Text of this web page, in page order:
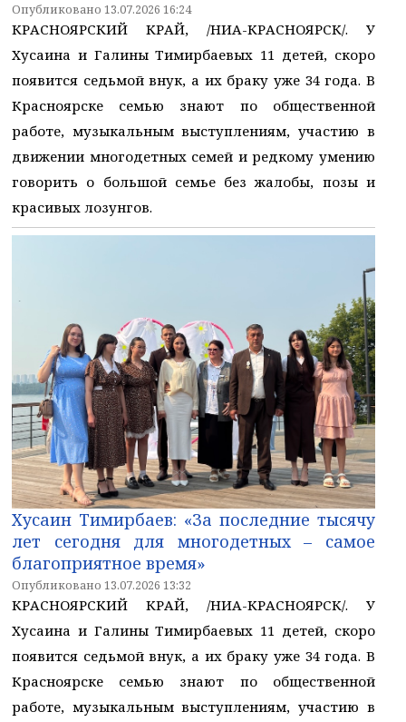
Опубликовано 13.07.2026 16:24
КРАСНОЯРСКИЙ КРАЙ, /НИА-КРАСНОЯРСК/. У
Хусаина и Галины Тимирбаевых 11 детей, скоро
появится седьмой внук, а их браку уже 34 года. В
Красноярске семью знают по общественной
работе, музыкальным выступлениям, участию в
движении многодетных семей и редкому умению
говорить о большой семье без жалобы, позы и
красивых лозунгов.
Хусаин Тимирбаев: «За последние тысячу
лет сегодня для многодетных – самое
благоприятное время»
Опубликовано 13.07.2026 13:32
КРАСНОЯРСКИЙ КРАЙ, /НИА-КРАСНОЯРСК/. У
Хусаина и Галины Тимирбаевых 11 детей, скоро
появится седьмой внук, а их браку уже 34 года. В
Красноярске семью знают по общественной
работе, музыкальным выступлениям, участию в